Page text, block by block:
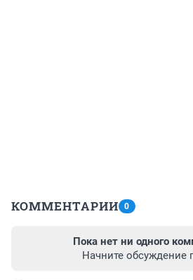
КОММЕНТАРИИ 0
Пока нет ни одного
Начните обсуждение